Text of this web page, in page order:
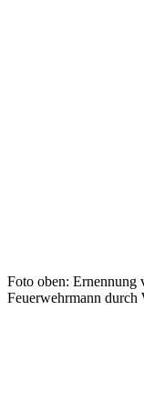
Foto oben: Ernennung
Feuerwehrmann